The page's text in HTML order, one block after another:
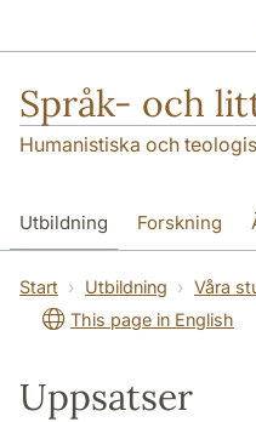
Språk- och
Humanistiska och
Utbildning Forskning
SOL-husen Kontakt
översättning till svenska
Start Utbildning Våra
This page in English
Uppsatser